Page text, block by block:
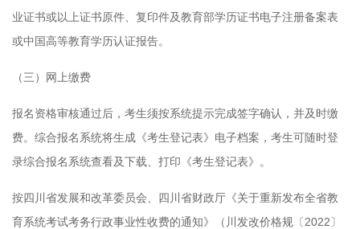
业证书或以上证书原件、复印件及教育部学历证书电子注册备案表
或中国高等教育学历认证报告。
（三）网上缴费
报名资格审核通过后，考生须按系统提示完成签字确认，并及时缴
费。综合报名系统将生成《考生登记表》电子档案，考生可随时登
录综合报名系统查看及下载、打印《考生登记表》。
按四川省发展和改革委员会、四川省财政厅《关于重新发布全省教
育系统考试考务行政事业性收费的通知》（川发改价格规〔2022〕